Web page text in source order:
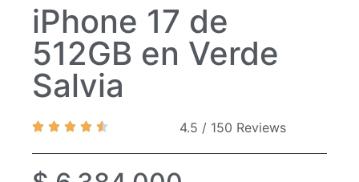
iPhone 17 de
512GB en Verde
Salvia
4.5 / 150 Reviews